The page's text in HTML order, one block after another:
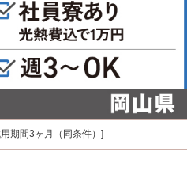
期間3ヶ月（同条件）